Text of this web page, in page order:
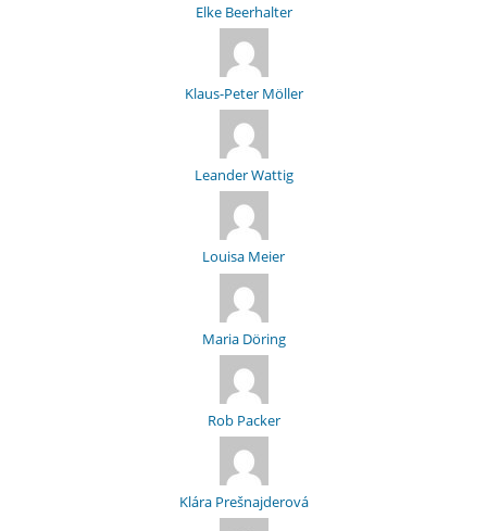
Elke Beerhalter
Klaus-Peter Möller
Leander Wattig
Louisa Meier
Maria Döring
Rob Packer
Klára Prešnajderová